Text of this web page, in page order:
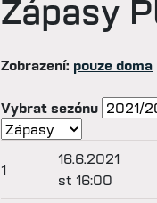
Zápasy
Zobrazení: pouze doma
Vybrat sezónu
1
16.6.2021
st 16:00